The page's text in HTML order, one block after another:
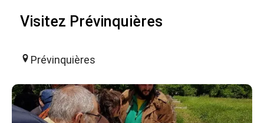
Visitez Prévinquières
Prévinquières